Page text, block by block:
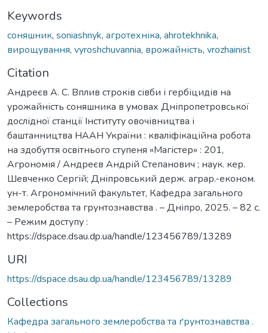
Keywords
соняшник, soniashnyk, агротехніка, ahrotekhnika,
вирощування, vyroshchuvannia, врожайність, vrozhainist
Citation
Андреєв А. С. Вплив строків сівби і гербіцидів на
урожайність соняшника в умовах Дніпропетровської
дослідної станції Інституту овочівництва і
баштанництва НААН України : кваліфікаційна робота
на здобуття освітнього ступеня «Магістер» : 201,
Агрономія / Андреєв Андрій Степанович ; наук. кер.
Шевченко Сергій; Дніпровський держ. аграр.-економ.
ун-т. Агрономічний факультет, Кафедра загального
землеробства та грунтознавства . – Дніпро, 2025. – 82 с.
– Режим доступу :
https://dspace.dsau.dp.ua/handle/123456789/13289
URI
https://dspace.dsau.dp.ua/handle/123456789/13289
Collections
Кафедра загального землеробства та ґрунтознавства .